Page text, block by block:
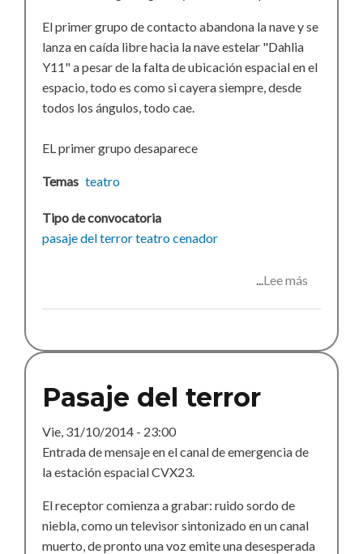
El primer grupo de contacto abandona la nave y se
lanza en caída libre hacia la nave estelar "Dahlia
Y11" a pesar de la falta de ubicación espacial en el
espacio, todo es como si cayera siempre, desde
todos los ángulos, todo cae.
EL primer grupo desaparece
Temas teatro
Tipo de convocatoria
pasaje del terrorteatrocenador
Lee más
terror
Pasaje del terror
Vie, 31/10/2014 - 23:00
Entrada de mensaje en el canal de emergencia de
la estación espacial CVX23.
El receptor comienza a grabar: ruido sordo de
niebla, como un televisor sintonizado en un canal
muerto, de pronto una voz emite una desesperada